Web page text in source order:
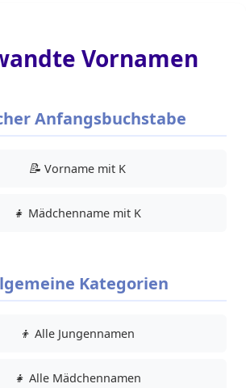
Vornamen
Anfangsbuchstabe
📝 Vorname mit K
👧 Mädchenname mit K
Kategorien
👦 Alle Jungennamen
👧 Alle Mädchennamen